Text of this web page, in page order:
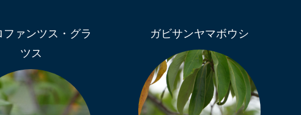
ファンツス・グラ
ツス
ガビサンヤマボウシ